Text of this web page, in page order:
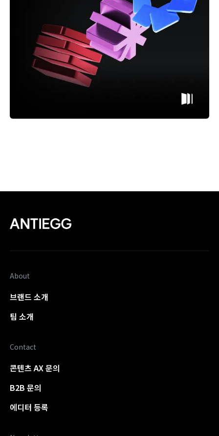
About
브랜드 소개
팀 소개
Contact
콘텐츠 AX 문의
B2B 문의
에디터 등록